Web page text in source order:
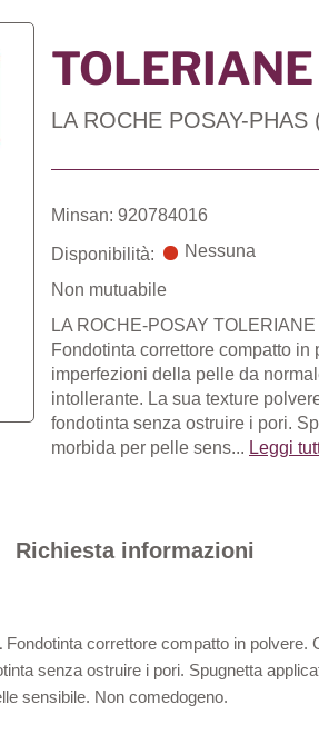
LA ROCHE POSAY-PHAS
Minsan: 920784016
Disponibilità: Nessuna
Non mutuabile
LA ROCHE-POSAY
Fondotinta correttore compatto in
imperfezioni della pelle da
intollerante. La sua texture
fondotinta senza ostruire i pori.
morbida per pelle sens... Leggi
Richiesta informazioni
Fondotinta correttore compatto in polvere.
senza ostruire i pori. Spugnetta
sensibile. Non comedogeno.